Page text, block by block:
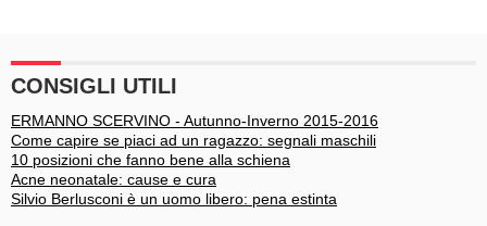
CONSIGLI UTILI
ERMANNO SCERVINO - Autunno-Inverno 2015-2016
Come capire se piaci ad un ragazzo: segnali maschili
10 posizioni che fanno bene alla schiena
Acne neonatale: cause e cura
Silvio Berlusconi è un uomo libero: pena estinta